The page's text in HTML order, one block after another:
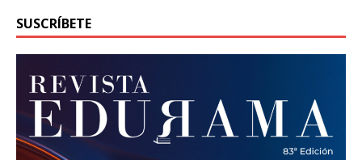
SUSCRÍBETE